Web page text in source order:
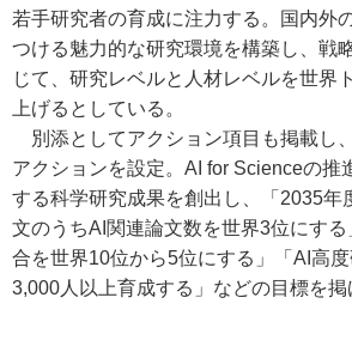
若手研究者の育成に注力する。国内外
つける魅力的な研究環境を構築し、戦
じて、研究レベルと人材レベルを世界
上げるとしている。
別添としてアクション項目も掲載し
アクションを設定。AI for Scienceの推
する科学研究成果を創出し、「2035年
文のうちAI関連論文数を世界3位にする
合を世界10位から5位にする」「AI高
3,000人以上育成する」などの目標を掲